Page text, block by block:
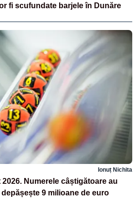
fi scufundate barjele în Dunăre
Ionuț Nichita
2026. Numerele câștigătoare au
9 milioane de euro